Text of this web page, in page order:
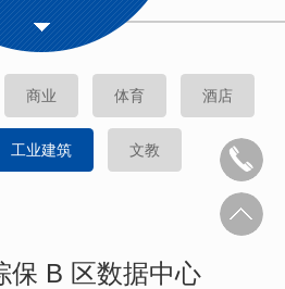
商业 体育 酒店
工业建筑 文教
保 B 区数据中心